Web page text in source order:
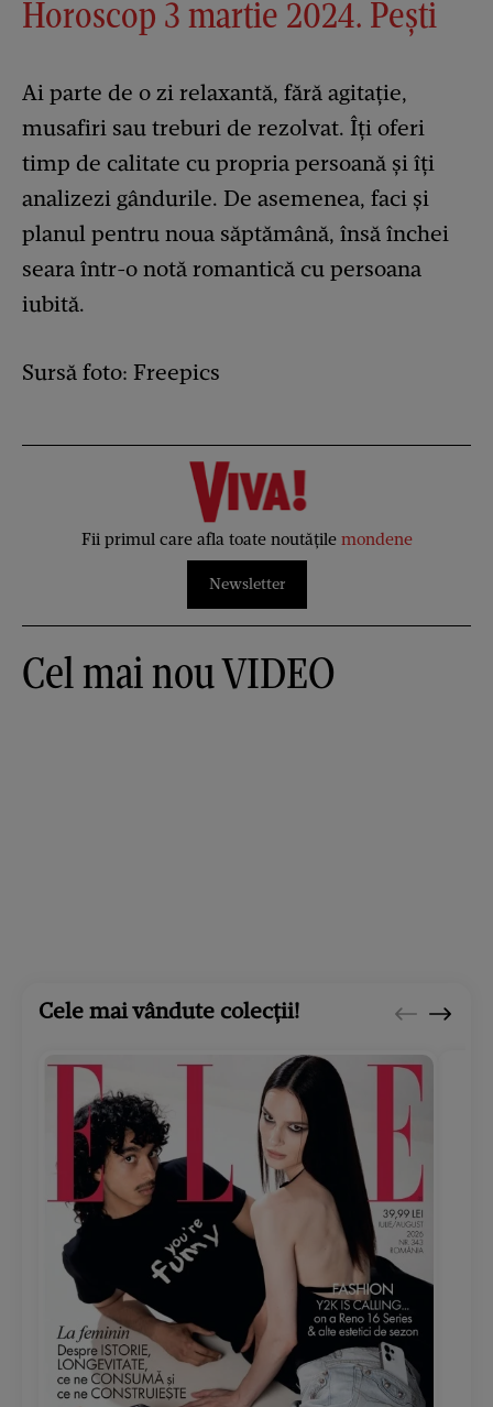
Horoscop 3 martie 2024. Pești
Ai parte de o zi relaxantă, fără agitație,
musafiri sau treburi de rezolvat. Îți oferi
timp de calitate cu propria persoană și îți
analizezi gândurile. De asemenea, faci și
planul pentru noua săptămână, însă închei
seara într-o notă romantică cu persoana
iubită.
Sursă foto: Freepics
Fii primul care afla toate noutățile mondene
Newsletter
Cel mai nou VIDEO
Cele mai vândute colecții!